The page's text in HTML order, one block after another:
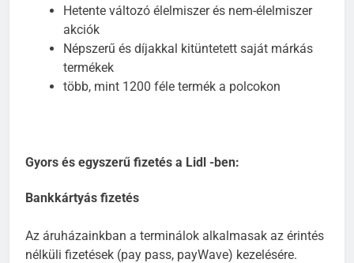
Hetente változó élelmiszer és nem-élelmiszer
akciók
Népszerű és díjakkal kitüntetett saját márkás
termékek
több, mint 1200 féle termék a polcokon
Gyors és egyszerű fizetés a Lidl -ben:
Bankkártyás fizetés
Az áruházainkban a terminálok alkalmasak az érintés
nélküli fizetések (pay pass, payWave) kezelésére.